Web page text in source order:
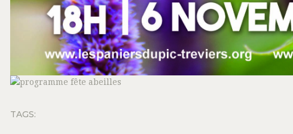
TAGS: